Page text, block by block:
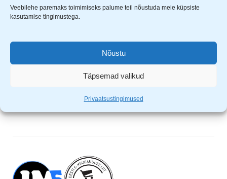
Veebilehe paremaks toimimiseks palume teil nõustuda meie küpsiste
kasutamise tingimustega.
Nõustu
Täpsemad valikud
Privaatsustingimused
kroomitud terasest, millel on puidust käepide. Resti mõõdud
35x25cm.
Mõõdud: 35x25cm
Lukustusrõngas
Roostevabast kroomitud terasest